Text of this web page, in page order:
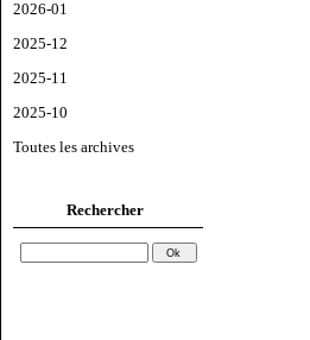
2026-01
2025-12
2025-11
2025-10
Toutes les archives
Rechercher